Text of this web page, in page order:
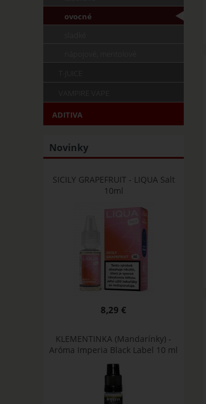
ovocné
T-JUICE
VAMPIRE VAPE
ADITIVA
Novinky
SICILY GRAPEFRUIT - LIQUA Salt
10ml
8,29 €
KLEMENTINKA (Mandarínky) -
Aróma Imperia Black Label 10 ml